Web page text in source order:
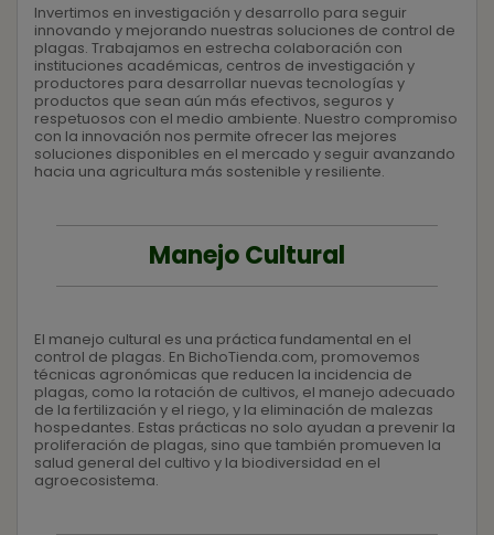
Invertimos en investigación y desarrollo para seguir
innovando y mejorando nuestras soluciones de control de
plagas. Trabajamos en estrecha colaboración con
instituciones académicas, centros de investigación y
productores para desarrollar nuevas tecnologías y
productos que sean aún más efectivos, seguros y
respetuosos con el medio ambiente. Nuestro compromiso
con la innovación nos permite ofrecer las mejores
soluciones disponibles en el mercado y seguir avanzando
hacia una agricultura más sostenible y resiliente.
Manejo Cultural
El manejo cultural es una práctica fundamental en el
control de plagas. En BichoTienda.com, promovemos
técnicas agronómicas que reducen la incidencia de
plagas, como la rotación de cultivos, el manejo adecuado
de la fertilización y el riego, y la eliminación de malezas
hospedantes. Estas prácticas no solo ayudan a prevenir la
proliferación de plagas, sino que también promueven la
salud general del cultivo y la biodiversidad en el
agroecosistema.